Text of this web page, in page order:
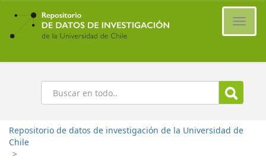
Ir
contenido
principal
Buscar
Repositorio de datos de investigación de la Universidad de
Chile
>